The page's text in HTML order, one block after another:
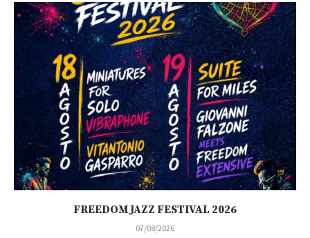
FREEDOM JAZZ FESTIVAL 2026
07/08/2026